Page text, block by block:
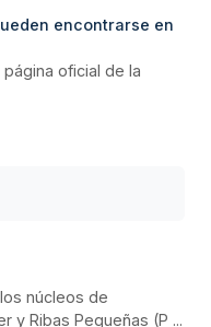
encontrarse en
oficial de la
núcleos de
y Ribas Pequeñas (P ...